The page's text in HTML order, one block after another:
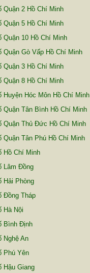
Quận 2 Hồ Chí Minh
Quận 5 Hồ Chí Minh
Quận 10 Hồ Chí Minh
Quận Gò Vấp Hồ Chí Minh
Quận 3 Hồ Chí Minh
Quận 8 Hồ Chí Minh
Huyện Hóc Môn Hồ Chí Minh
Quận Tân Bình Hồ Chí Minh
Quận Thủ Đức Hồ Chí Minh
Quận Tân Phú Hồ Chí Minh
Hồ Chí Minh
Lâm Đồng
Hải Phòng
Đồng Tháp
Hà Nội
Bình Định
Nghệ An
Phú Yên
Hậu Giang